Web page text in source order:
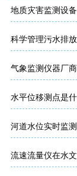
地质灾害监测设
气象监测仪器厂
水平位移测点是
河道水位实时监
流速流量仪在水